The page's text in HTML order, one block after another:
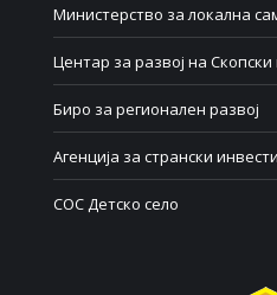
Министерство за локална
Центар за развој на
Биро за регионален развој
Агенција за странски
СОС Детско село